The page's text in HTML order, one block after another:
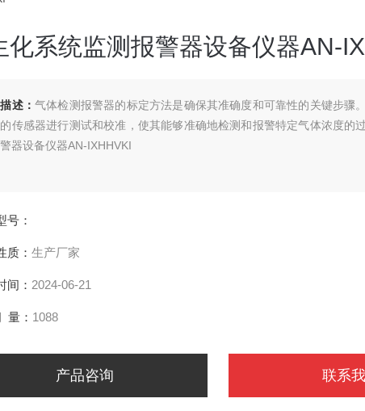
化系统监测报警器设备仪器AN-
述： 气体检测报警器的标定方法是确保其准确度和可靠性的关键步骤
传感器进行测试和校准，使其能够准确地检测和报警特定气体浓度的
器设备仪器AN-IXHHVKI
号：
质： 生产厂家
间： 2024-06-21
量： 1088
产品咨询 联系